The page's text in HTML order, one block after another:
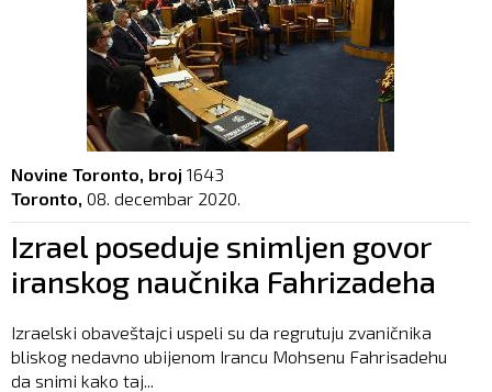
Novine Toronto, broj 1643
Toronto, 08. decembar 2020.
Izrael poseduje snimljen govor
iranskog naučnika Fahrizadeha
Izraelski obaveštajci uspeli su da regrutuju zvaničnika
bliskog nedavno ubijenom Irancu Mohsenu Fahrisadehu
da snimi kako taj...